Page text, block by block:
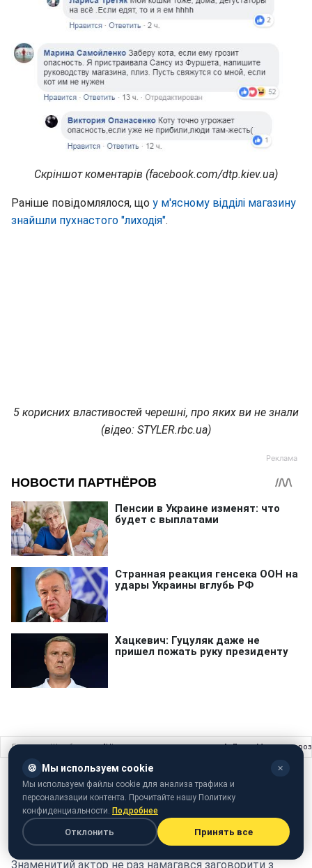
Скріншот коментарів (facebook.com/dtp.kiev.ua)
Раніше повідомлялося, що у м'ясному відділі магазину
знайшли пухнастого "лиходія".
5 корисних властивостей черешні, про яких ви не знали
(відео: STYLER.rbc.ua)
Главная › Шоу бизнес › "Ніхто не хоче говорити про це": Джон Малкович
"Ніхто не хоче говорити про це": Джон
Малкович розповів про байдужість
Голлівуду до України
Знаменитий актор не раз намагався заговорити з
🍪 Мы используем cookie ✕
Мы используем файлы cookie для анализа трафика и
персонализации контента. Прочитайте нашу Политику
конфиденциальности. Подробнее
Отклонить Принять все